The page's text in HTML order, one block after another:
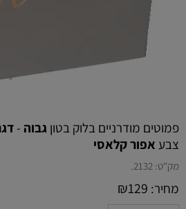
פמוטים מודרניים בלוק בטון גבוה -
צבע אפור קלאסי
מק"ט: 2132.
מחיר: ₪129